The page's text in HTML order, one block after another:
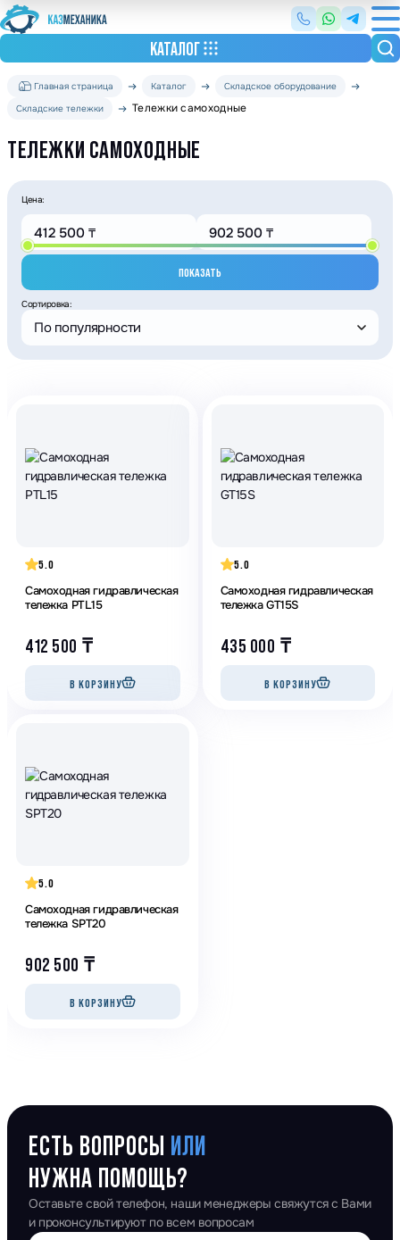
КАТАЛОГ
Главная страница Каталог
Складское оборудование
Складские тележки
Тележки самоходные
ТЕЛЕЖКИ САМОХОДНЫЕ
Цена:
ПОКАЗАТЬ
Сортировка:
По популярности
5.0
Самоходная гидравлическая
тележка PTL15
412 500 ₸
В КОРЗИНУ
5.0
Самоходная гидравлическая
тележка GT15S
435 000 ₸
В КОРЗИНУ
5.0
Самоходная гидравлическая
тележка SPT20
902 500 ₸
В КОРЗИНУ
ЕСТЬ ВОПРОСЫ ИЛИ
НУЖНА ПОМОЩЬ?
Оставьте свой телефон, наши менеджеры свяжутся с Вами
и проконсультируют по всем вопросам